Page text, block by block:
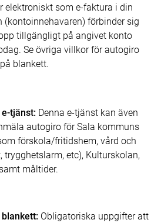
elektroniskt som e-faktura i din
(kontoinnehavaren) förbinder sig
tillgängligt på angivet konto
Se övriga villkor för autogiro
blankett.
tjänst: Denna e-tjänst kan även
autogiro för Sala kommuns
förskola/fritidshem, vård och
trygghetslarm, etc), Kulturskolan,
måltider.
Obligatoriska uppgifter att